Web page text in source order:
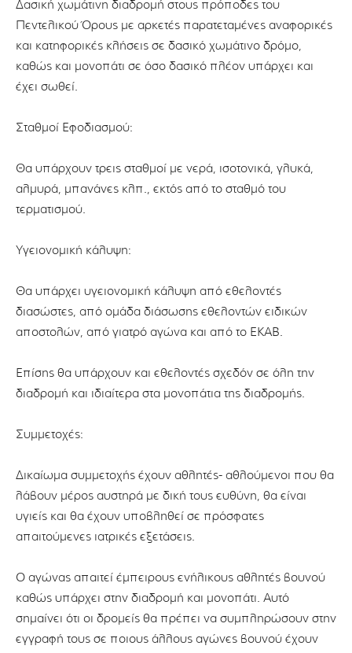
Δασική χωμάτινη διαδρομή στους πρόποδες του
Πεντελικού Όρους με αρκετές παρατεταμένες αναφορικές
και κατηφορικές κλήσεις σε δασικό χωμάτινο δρόμο,
καθώς και μονοπάτι σε όσο δασικό πλέον υπάρχει και
έχει σωθεί.
Σταθμοί Εφοδιασμού:
Θα υπάρχουν τρεις σταθμοί με νερά, ισοτονικά, γλυκά,
αλμυρά, μπανάνες κλπ., εκτός από το σταθμό του
τερματισμού.
Υγειονομική κάλυψη:
Θα υπάρχει υγειονομική κάλυψη από εθελοντές
διασώστες, από ομάδα διάσωσης εθελοντών ειδικών
αποστολών, από γιατρό αγώνα και από το ΕΚΑΒ.
Επίσης θα υπάρχουν και εθελοντές σχεδόν σε όλη την
διαδρομή και ιδιαίτερα στα μονοπάτια της διαδρομής.
Συμμετοχές:
Δικαίωμα συμμετοχής έχουν αθλητές- αθλούμενοι που θα
λάβουν μέρος αυστηρά με δική τους ευθύνη, θα είναι
υγιείς και θα έχουν υποβληθεί σε πρόσφατες
απαιτούμενες ιατρικές εξετάσεις.
Ο αγώνας απαιτεί έμπειρους ενήλικους αθλητές βουνού
καθώς υπάρχει στην διαδρομή και μονοπάτι. Αυτό
σημαίνει ότι οι δρομείς θα πρέπει να συμπληρώσουν στην
εγγραφή τους σε ποιους άλλους αγώνες βουνού έχουν